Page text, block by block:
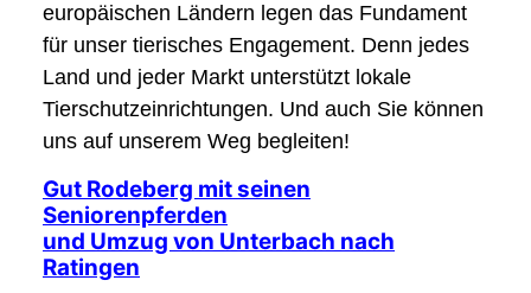
europäischen Ländern legen das Fundament
für unser tierisches Engagement. Denn jedes
Land und jeder Markt unterstützt lokale
Tierschutzeinrichtungen. Und auch Sie können
uns auf unserem Weg begleiten!
Gut Rodeberg mit seinen
Seniorenpferden
und Umzug von Unterbach nach
Ratingen